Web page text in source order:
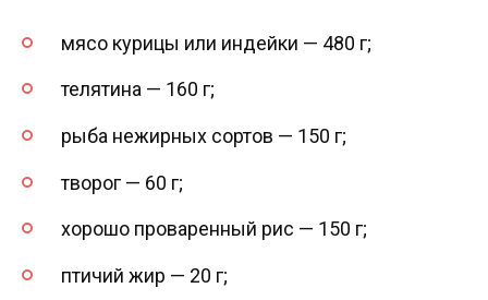
мясо курицы или индейки — 480 г;
телятина — 160 г;
рыба нежирных сортов — 150 г;
творог — 60 г;
хорошо проваренный рис — 150 г;
птичий жир — 20 г;